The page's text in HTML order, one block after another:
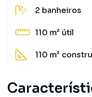
2 banheiros
110 m² útil
110 m²